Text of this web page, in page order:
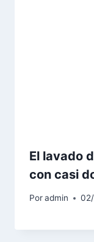
El lavado
con casi
Poradmin